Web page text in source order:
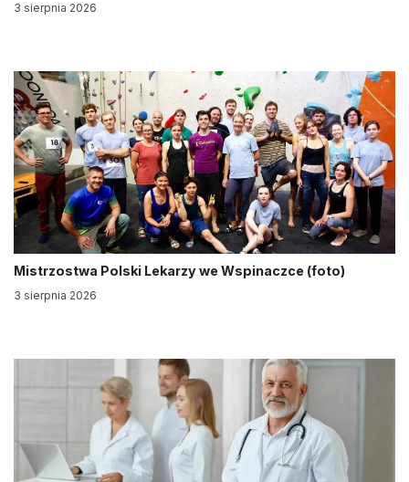
3 sierpnia 2026
Mistrzostwa Polski Lekarzy we Wspinaczce (foto)
3 sierpnia 2026